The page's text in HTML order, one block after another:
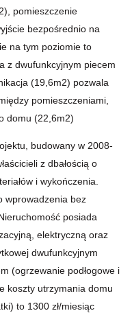
pomieszczenie
bezpośrednio na
na tym poziomie to
z dwufunkcyjnym piecem
(19,6m2) pozwala
pomieszczeniami,
domu (22,6m2)
budowany w 2008-
z dbałością o
i wykończenia.
wprowadzenia bez
posiada
elektryczną oraz
dwufunkcyjnym
(ogrzewanie podłogowe i
koszty utrzymania domu
to 1300 zł/miesiąc